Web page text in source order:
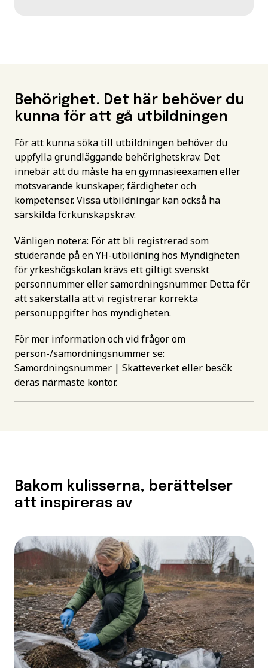
Behörighet. Det här behöver du
kunna för att gå utbildningen
För att kunna söka till utbildningen behöver du
uppfylla grundläggande behörighetskrav. Det
innebär att du måste ha en gymnasieexamen eller
motsvarande kunskaper, färdigheter och
kompetenser. Vissa utbildningar kan också ha
särskilda förkunskapskrav.
Vänligen notera: För att bli registrerad som
studerande på en YH-utbildning hos Myndigheten
för yrkeshögskolan krävs ett giltigt svenskt
personnummer eller samordningsnummer. Detta för
att säkerställa att vi registrerar korrekta
personuppgifter hos myndigheten.
För mer information och vid frågor om
person-/samordningsnummer se:
Samordningsnummer | Skatteverketeller besök
deras närmaste kontor.
Bakom kulisserna, berättelser
att inspireras av